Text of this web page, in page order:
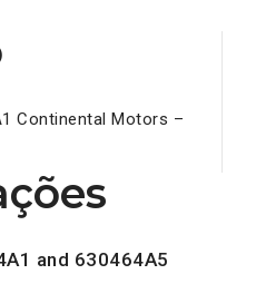
Continental Motors –
and 630464A5